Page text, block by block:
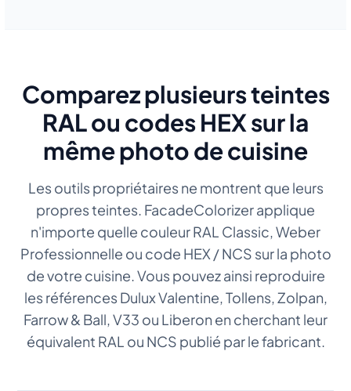
Comparez plusieurs teintes
RAL ou codes HEX sur la
même photo de cuisine
Les outils propriétaires ne montrent que leurs
propres teintes. FacadeColorizer applique
n'importe quelle couleur RAL Classic, Weber
Professionnelle ou code HEX / NCS sur la photo
de votre cuisine. Vous pouvez ainsi reproduire
les références Dulux Valentine, Tollens, Zolpan,
Farrow & Ball, V33 ou Liberon en cherchant leur
équivalent RAL ou NCS publié par le fabricant.